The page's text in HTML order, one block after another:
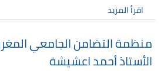
اقرأ المزيد
منظمة التضامن الجامعي
الأستاذ أحمد اعشيشة